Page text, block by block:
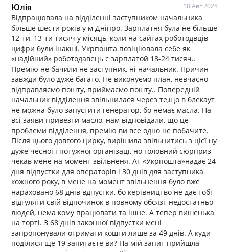
Юлія 18 Авг 2025
Відпрацювала на відділенні заступником начальника
більше шести років у м Дніпро. Зарплатня була не більше
12-ти, 13-ти тисяч у місяць, коли на сайтах роботодвців
цифри були інакші. Укрпошта позіціювала себе як
«надійний» роботодавець с зарплатой 18-24 тисяч..
Премію не бачили не заступник, ні начальник. Причин
завжди було дуже багато. Не виконуємо план, невчасно
відправляємо пошту, приймаємо пошту.. Попередній
начальник відділення звільнилася через те,що в блекаут
не можна було запустити генератор, бо немає масла. На
всі заяви привезти масло, нам відповідали, що це
проблеми відділення, премію ви все одно не побачите.
Після цього довгого цирку, вирішила звільнитись з цієї ну
дуже чесноі і потужної організацї, но головний сюрприз
чекав мене на момент звільненя. Ат «Укрпошта»надає 24
дня відпустки для операторів і 30 днів для заступника
кожного року, в мене на момент звільнення було вже
нараховано 68 днів вдпустки, бо керівництво не дає тобі
відгуляти свій відпочинок в повному обсязі, недостатньо
людей, нема кому працювати та ішне. А тепер вишенька
на торті. З 68 днів законної відпустки мені
запропонували отримати кошти лише за 49 днів. А куди
поділися ще 19 запитаєте ви? На мій запит прийшла